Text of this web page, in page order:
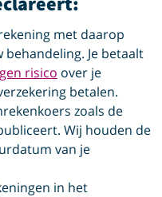
met daarop
Je betaalt
risico over je
betalen.
zoals de
Wij houden de
van je
in het